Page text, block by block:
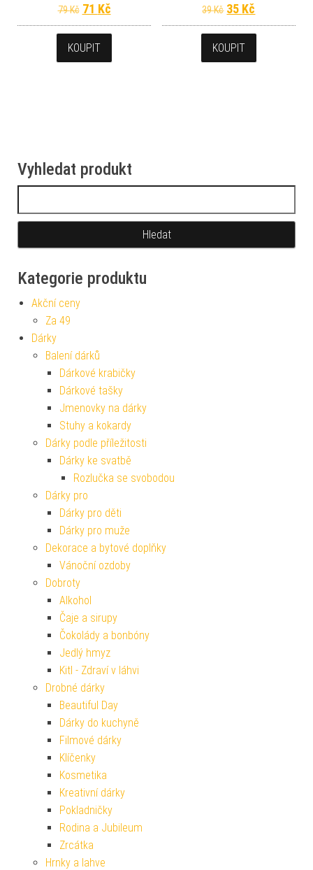
79Kč Původní cena byla: 79 Kč.
71 KčAktuální cena je: 71 Kč.
KOUPIT
39Kč Původní cena
35 Kč
KOUPIT
Vyhledat produkt
Kategorie produktu
Akční ceny
Za 49
Dárky
Balení dárků
Dárkové krabičky
Dárkové tašky
Jmenovky na dárky
Stuhy a kokardy
Dárky podle příležitosti
Dárky ke svatbě
Rozlučka se svobodou
Dárky pro
Dárky pro děti
Dárky pro muže
Dekorace a bytové doplňky
Vánoční ozdoby
Dobroty
Alkohol
Čaje a sirupy
Čokolády a bonbóny
Jedlý hmyz
Kitl - Zdraví v láhvi
Drobné dárky
Beautiful Day
Dárky do kuchyně
Filmové dárky
Klíčenky
Kosmetika
Kreativní dárky
Pokladničky
Rodina a Jubileum
Zrcátka
Hrnky a lahve